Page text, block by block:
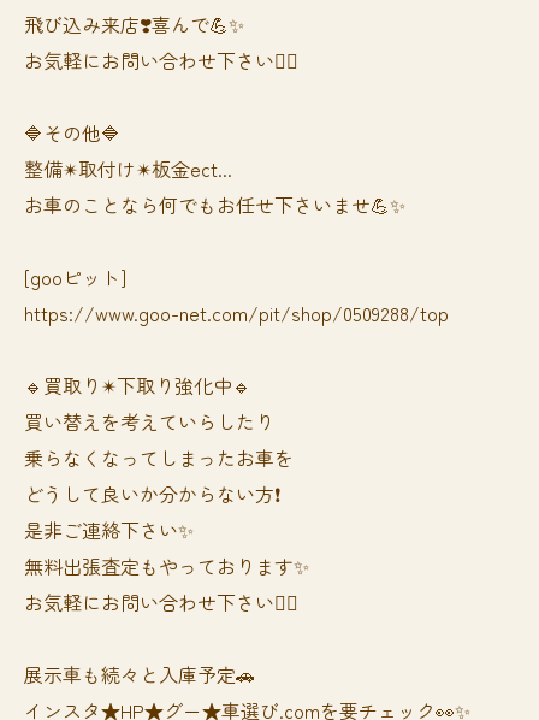
飛び込み来店❣️喜んで💪✨
お気軽にお問い合わせ下さい🙆‍♀️
🔷その他🔷
整備✴︎取付け✴︎板金ect...
お車のことなら何でもお任せ下さいませ💪✨
[gooピット]
https://www.goo-net.com/pit/shop/0509288/top
🔹買取り✴︎下取り強化中🔹
買い替えを考えていらしたり
乗らなくなってしまったお車を
どうして良いか分からない方❗️
是非ご連絡下さい✨
無料出張査定もやっております✨
お気軽にお問い合わせ下さい🙆‍♀️
展示車も続々と入庫予定🚗
インスタ★HP★グー★車選び.comを要チェック👀✨